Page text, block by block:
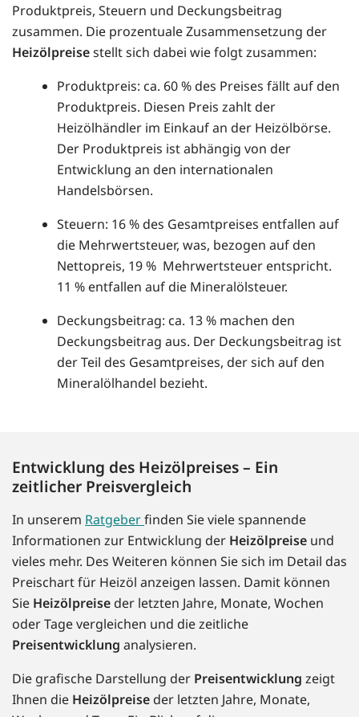
Produktpreis, Steuern und Deckungsbeitrag
zusammen. Die prozentuale Zusammensetzung der
Heizölpreisestellt sich dabei wie folgt zusammen:
Produktpreis: ca. 60 % des Preises fällt auf den
Produktpreis. Diesen Preis zahlt der
Heizölhändler im Einkauf an der Heizölbörse.
Der Produktpreis ist abhängig von der
Entwicklung an den internationalen
Handelsbörsen.
Steuern: 16 % des Gesamtpreises entfallen auf
die Mehrwertsteuer, was, bezogen auf den
Nettopreis, 19 % Mehrwertsteuer entspricht.
11 % entfallen auf die Mineralölsteuer.
Deckungsbeitrag: ca. 13 % machen den
Deckungsbeitrag aus. Der Deckungsbeitrag ist
der Teil des Gesamtpreises, der sich auf den
Mineralölhandel bezieht.
Entwicklung des Heizölpreises – Ein
zeitlicher Preisvergleich
In unserem Ratgeberfinden Sie viele spannende
Informationen zur Entwicklung der Heizölpreise und
vieles mehr. Des Weiteren können Sie sich im Detail das
Preischart für Heizöl anzeigen lassen. Damit können
Sie Heizölpreise der letzten Jahre, Monate, Wochen
oder Tage vergleichen und die zeitliche
Preisentwicklung analysieren.
Die grafische Darstellung der Preisentwicklung zeigt
Ihnen die Heizölpreise der letzten Jahre, Monate,